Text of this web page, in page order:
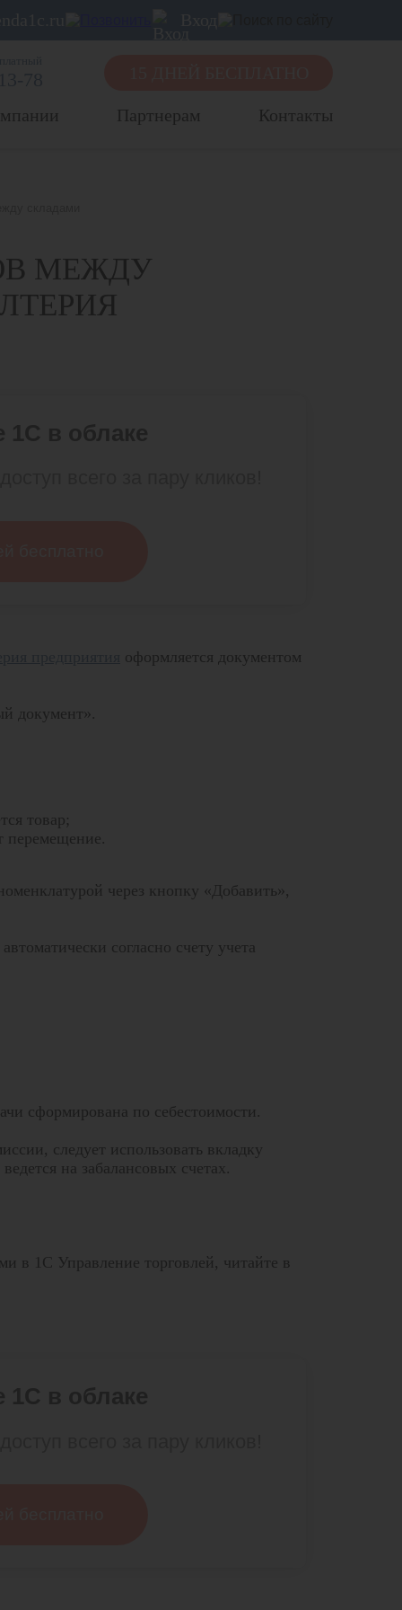
Партнерам Контакты
МЕЖДУ
оформляется документом
документ».
товар;
перемещение.
через кнопку «Добавить»,
согласно счету учета
сформирована по себестоимости.
следует использовать вкладку
на забалансовых счетах.
в 1С Управление торговлей, читайте в